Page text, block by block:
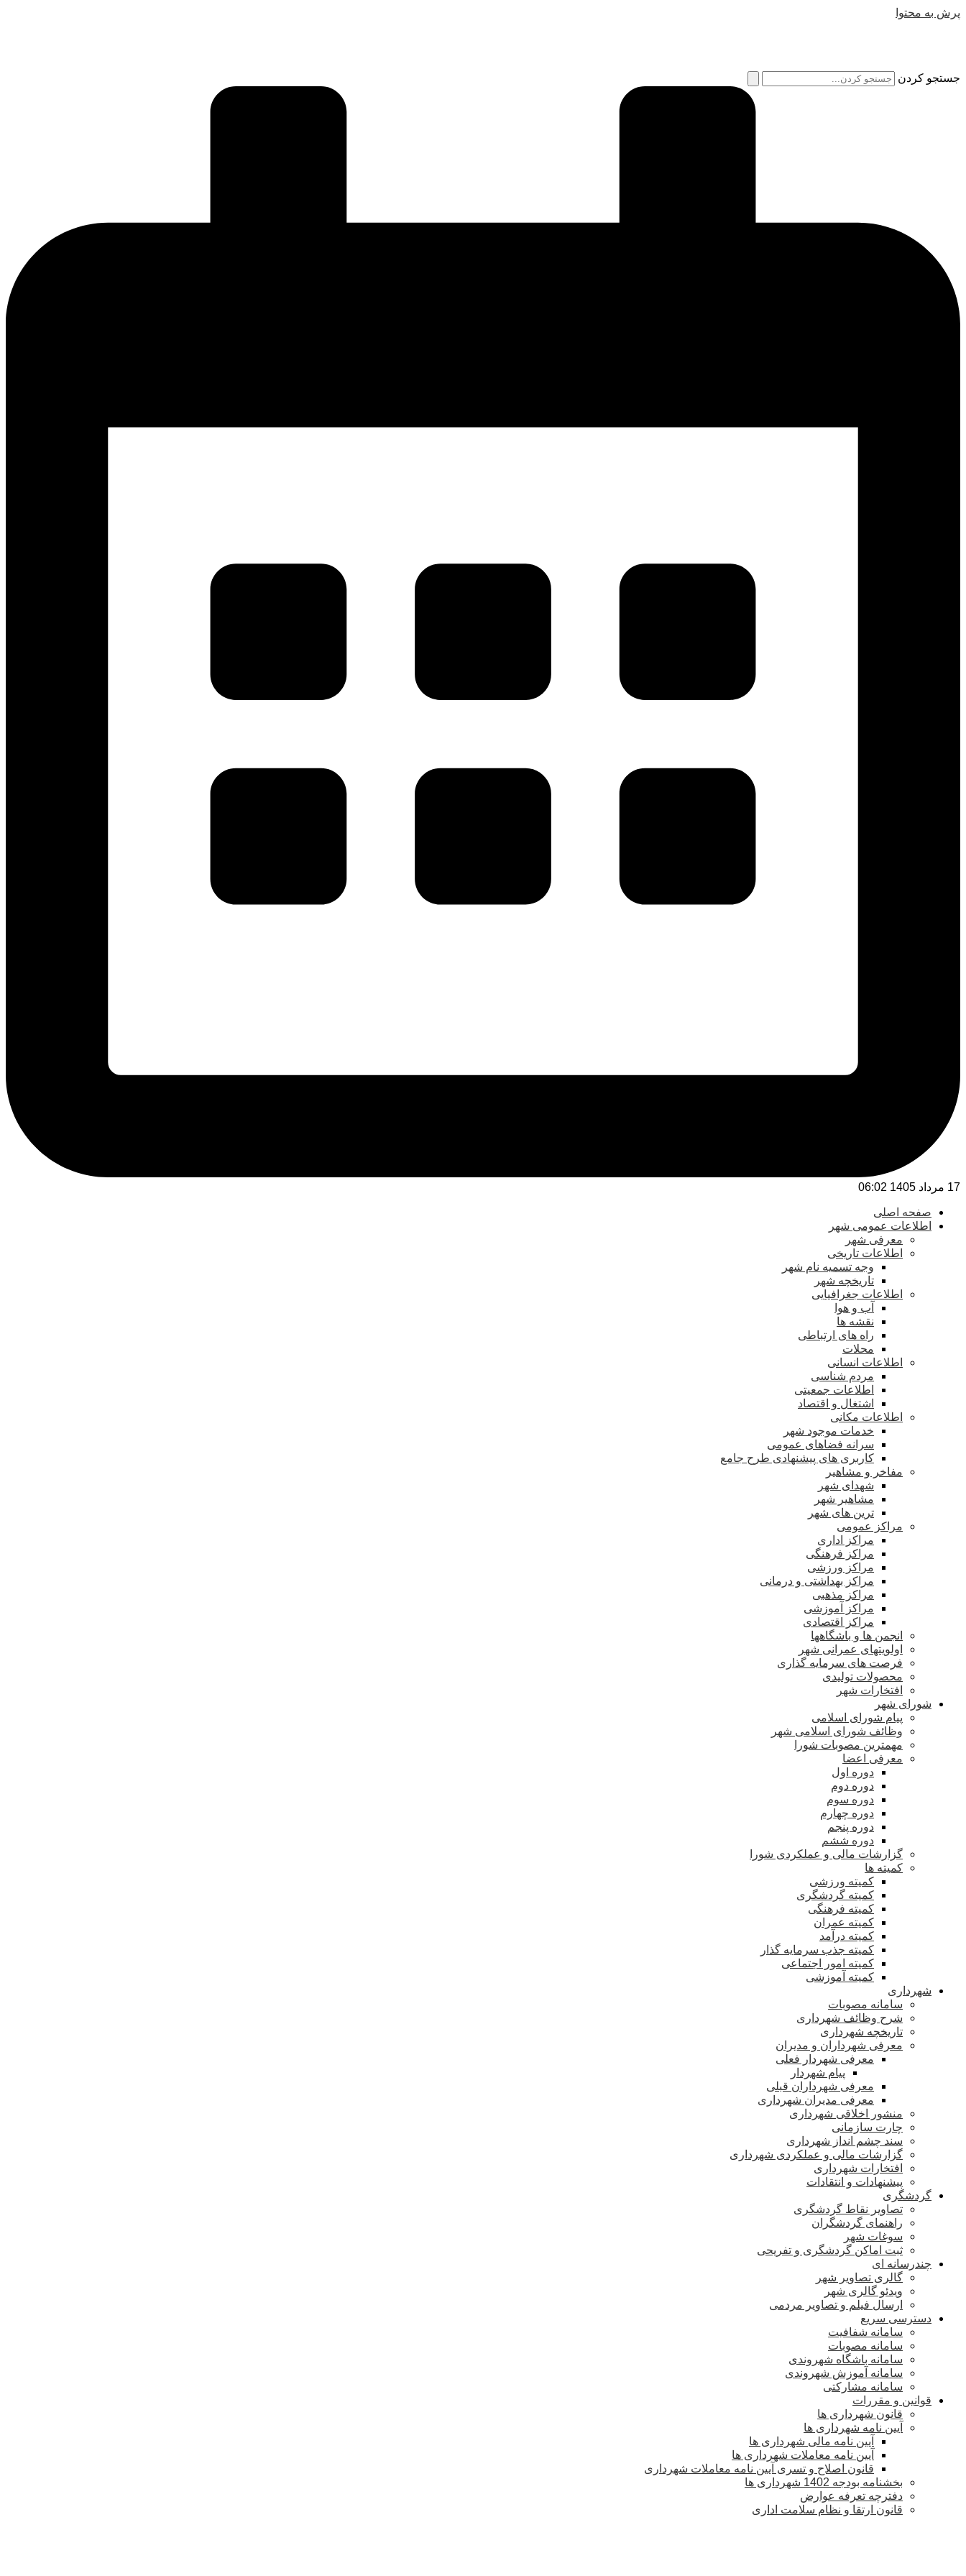
پرش به محتوا
جستجو کردن
17 مرداد 1405 06:02
صفحه اصلی
اطلاعات عمومی شهر
معرفی شهر
اطلاعات تاریخی
وجه تسمیه نام شهر
تاریخچه شهر
اطلاعات جغرافیایی
آب و هوا
نقشه ها
راه های ارتباطی
محلات
اطلاعات انسانی
مردم شناسی
اطلاعات جمعیتی
اشتغال و اقتصاد
اطلاعات مکانی
خدمات موجود شهر
سرانه فضاهای عمومی
کاربری های پیشنهادی طرح جامع
مفاخر و مشاهیر
شهدای شهر
مشاهیر شهر
ترین های شهر
مراکز عمومی
مراکز اداری
مراکز فرهنگی
مراکز ورزشی
مراکز بهداشتی و درمانی
مراکز مذهبی
مراکز آموزشی
مراکز اقتصادی
انجمن ها و باشگاهها
اولویتهای عمرانی شهر
فرصت های سرمایه گذاری
محصولات تولیدی
افتخارات شهر
شورای شهر
پیام شورای اسلامی
وظائف شورای اسلامی شهر
مهمترین مصوبات شورا
معرفی اعضا
دوره اول
دوره دوم
دوره سوم
دوره چهارم
دوره پنجم
دوره ششم
گزارشات مالی و عملکردی شورا
کمیته ها
کمیته ورزشی
کمیته گردشگری
کمیته فرهنگی
کمیته عمران
کمیته درآمد
کمیته جذب سرمایه گذار
کمیته امور اجتماعی
کمیته آموزشی
شهرداری
سامانه مصوبات
شرح وظائف شهرداری
تاریخچه شهرداری
معرفی شهرداران و مدیران
معرفی شهردار فعلی
پیام شهردار
معرفی شهرداران قبلی
معرفی مدیران شهرداری
منشور اخلاقی شهرداری
چارت سازمانی
سند چشم انداز شهرداری
گزارشات مالی و عملکردی شهرداری
افتخارات شهرداری
پیشنهادات و انتقادات
گردشگری
تصاویر نقاط گردشگری
راهنمای گردشگران
سوغات شهر
ثبت اماکن گردشگری و تفریحی
چندرسانه ای
گالری تصاویر شهر
ویدئو گالری شهر
ارسال فیلم و تصاویر مردمی
دسترسی سریع
سامانه شفافیت
سامانه مصوبات
سامانه باشگاه شهروندی
سامانه آموزش شهروندی
سامانه مشارکتی
قوانین و مقررات
قانون شهرداری ها
آیین نامه شهرداری ها
آیین نامه مالی شهرداری ها
آیین نامه معاملات شهرداری ها
قانون اصلاح و تسری آیین نامه معاملات شهرداری
بخشنامه بودجه 1402 شهرداری ها
دفترچه تعرفه عوارض
قانون ارتقا و نظام سلامت اداری